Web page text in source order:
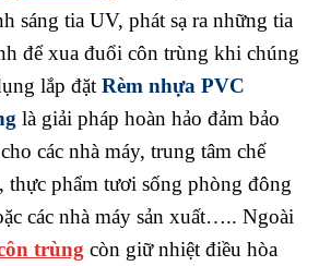
sáng tia UV, phát sạ ra những tia
để xua đuổi côn trùng khi chúng
lắp đặt Rèm nhựa PVC
là giải pháp hoàn hảo đảm bảo
các nhà máy, trung tâm chế
thực phẩm tươi sống phòng đông
các nhà máy sản xuất….. Ngoài
trùng còn giữ nhiệt điều hòa